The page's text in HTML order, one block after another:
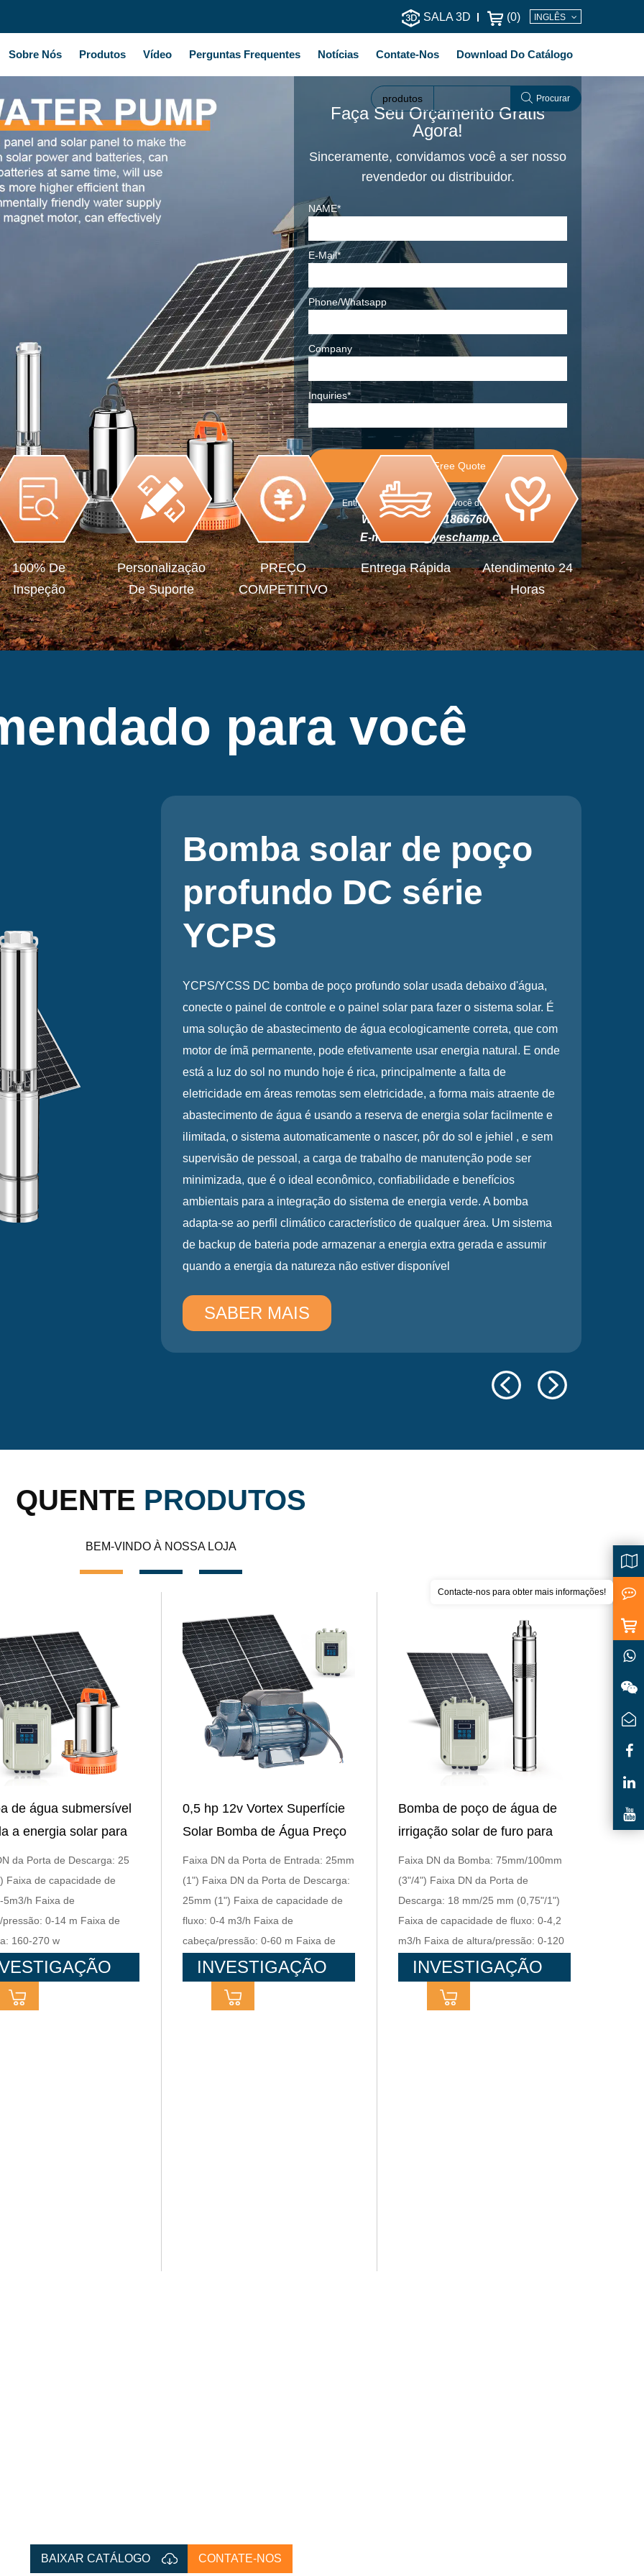
SALA 3D (0) INGLÊS
Sobre Nós Produtos Vídeo Perguntas Frequentes Notícias Contate-Nos Download Do Catálogo
produtos Procurar
Faça Seu Orçamento Grátis
Agora!
Sinceramente, convidamos você a ser nosso
revendedor ou distribuidor.
NAME*
E-Mail*
Phone/Whatsapp
Company
Inquiries*
Entraremos em contato com você dentro de hoje.
Whatsapp:+86-18667600006
E-mail:
info@yeschamp.com
100% De
Inspeção
Personalização
De Suporte
PREÇO
COMPETITIVO
Entrega Rápida
Atendimento 24
Horas
para você
Bomba solar de poço
profundo DC série
YCPS
YCPS/YCSS DC bomba de poço profundo solar usada debaixo d'água,
conecte o painel de controle e o painel solar para fazer o sistema solar. É
uma solução de abastecimento de água ecologicamente correta, que com
motor de ímã permanente, pode efetivamente usar energia natural. E onde
está a luz do sol no mundo hoje é rica, principalmente a falta de
eletricidade em áreas remotas sem eletricidade, a forma mais atraente de
abastecimento de água é usando a reserva de energia solar facilmente e
ilimitada, o sistema automaticamente o nascer, pôr do sol e jehiel , e sem
supervisão de pessoal, a carga de trabalho de manutenção pode ser
minimizada, que é o ideal econômico, confiabilidade e benefícios
ambientais para a integração do sistema de energia verde. A bomba
adapta-se ao perfil climático característico de qualquer área. Um sistema
de backup de bateria pode armazenar a energia extra gerada e assumir
quando a energia da natureza não estiver disponível
SABER MAIS
QUENTE PRODUTOS
BEM-VINDO À NOSSA LOJA
de água submersível
a energia solar para
da Porta de Descarga: 25
Faixa de capacidade de
5m3/h Faixa de
pressão: 0-14 m Faixa de
160-270 w
0,5 hp 12v Vortex Superfície
Solar Bomba de Água Preço
Faixa DN da Porta de Entrada: 25mm
(1") Faixa DN da Porta de Descarga:
25mm (1") Faixa de capacidade de
fluxo: 0-4 m3/h Faixa de
cabeça/pressão: 0-60 m Faixa de
potência: 270-750 w
INVESTIGAÇÃO
Bomba de poço de água de
irrigação solar de furo para
venda
Faixa DN da Bomba: 75mm/100mm
(3"/4") Faixa DN da Porta de
Descarga: 18 mm/25 mm (0,75"/1")
Faixa de capacidade de fluxo: 0-4,2
m3/h Faixa de altura/pressão: 0-120
m Faixa de potência: 210-1300 w
INVESTIGAÇÃO
BAIXAR CATÁLOGO CONTATE-NOS
Contacte-nos para obter mais informações!